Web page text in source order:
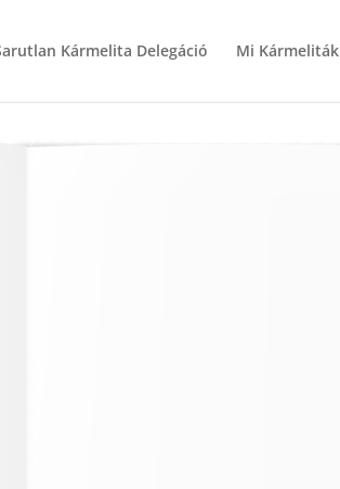
Kármelita Delegáció Mi Kármeliták